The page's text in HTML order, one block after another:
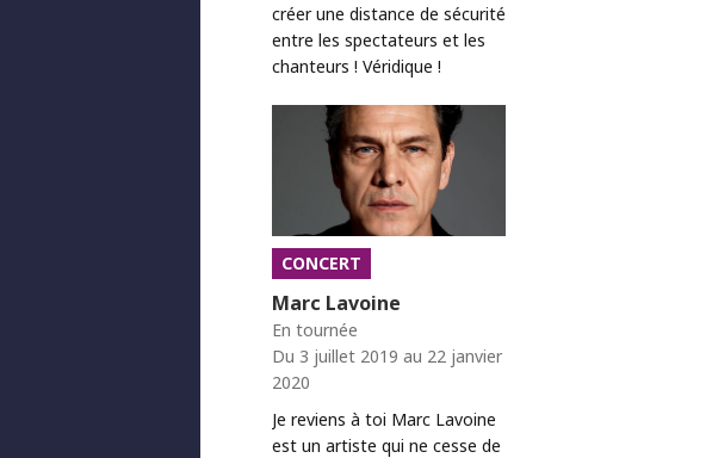
créer une distance de sécurité
entre les spectateurs et les
chanteurs ! Véridique !
CONCERT
Marc Lavoine
En tournée
Du 3 juillet 2019 au 22 janvier
2020
Je reviens à toi Marc Lavoine
est un artiste qui ne cesse de